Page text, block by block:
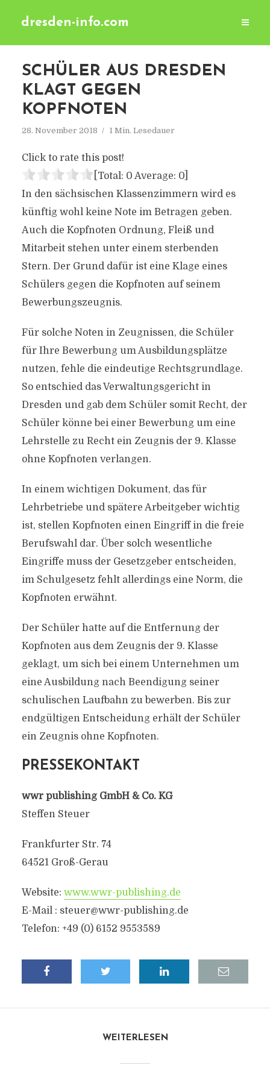
dresden-info.com
SCHÜLER AUS DRESDEN
KLAGT GEGEN
KOPFNOTEN
28. November 2018 1 Min. Lesedauer
Click to rate this post!
[Total: 0 Average: 0]
In den sächsischen Klassenzimmern wird es
künftig wohl keine Note im Betragen geben.
Auch die Kopfnoten Ordnung, Fleiß und
Mitarbeit stehen unter einem sterbenden
Stern. Der Grund dafür ist eine Klage eines
Schülers gegen die Kopfnoten auf seinem
Bewerbungszeugnis.
Für solche Noten in Zeugnissen, die Schüler
für Ihre Bewerbung um Ausbildungsplätze
nutzen, fehle die eindeutige Rechtsgrundlage.
So entschied das Verwaltungsgericht in
Dresden und gab dem Schüler somit Recht, der
Schüler könne bei einer Bewerbung um eine
Lehrstelle zu Recht ein Zeugnis der 9. Klasse
ohne Kopfnoten verlangen.
In einem wichtigen Dokument, das für
Lehrbetriebe und spätere Arbeitgeber wichtig
ist, stellen Kopfnoten einen Eingriff in die freie
Berufswahl dar. Über solch wesentliche
Eingriffe muss der Gesetzgeber entscheiden,
im Schulgesetz fehlt allerdings eine Norm, die
Kopfnoten erwähnt.
Der Schüler hatte auf die Entfernung der
Kopfnoten aus dem Zeugnis der 9. Klasse
geklagt, um sich bei einem Unternehmen um
eine Ausbildung nach Beendigung seiner
schulischen Laufbahn zu bewerben. Bis zur
endgültigen Entscheidung erhält der Schüler
ein Zeugnis ohne Kopfnoten.
PRESSEKONTAKT
wwr publishing GmbH & Co. KG
Steffen Steuer
Frankfurter Str. 74
64521 Groß-Gerau
Website: www.wwr-publishing.de
E-Mail : steuer@wwr-publishing.de
Telefon: +49 (0) 6152 9553589
WEITERLESEN